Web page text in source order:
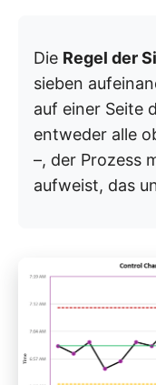
Die Regel der
sieben
auf einer Seite
entweder alle
–, der Prozess
aufweist, das